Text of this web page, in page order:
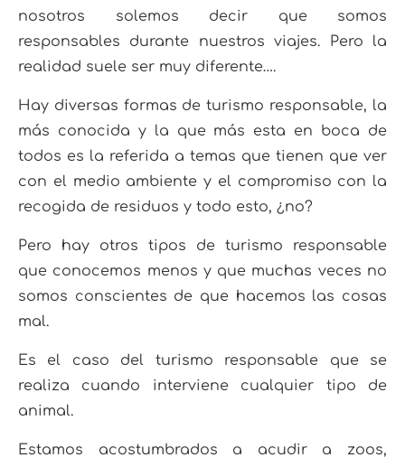
nosotros solemos decir que somos
responsables durante nuestros viajes. Pero la
realidad suele ser muy diferente….
Hay diversas formas de turismo responsable, la
más conocida y la que más esta en boca de
todos es la referida a temas que tienen que ver
con el medio ambiente y el compromiso con la
recogida de residuos y todo esto, ¿no?
Pero hay otros tipos de turismo responsable
que conocemos menos y que muchas veces no
somos conscientes de que hacemos las cosas
mal.
Es el caso del turismo responsable que se
realiza cuando interviene cualquier tipo de
animal.
Estamos acostumbrados a acudir a zoos,